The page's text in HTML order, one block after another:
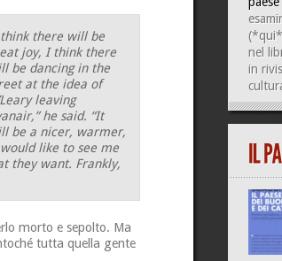
think there will be
joy, I think there
be dancing in the
at the idea of
leaving
he said. “It
be a nicer, warmer,
like to see me
they want. Frankly,
morto e sepolto. Ma
tutta quella gente
(*qui*
nel
in